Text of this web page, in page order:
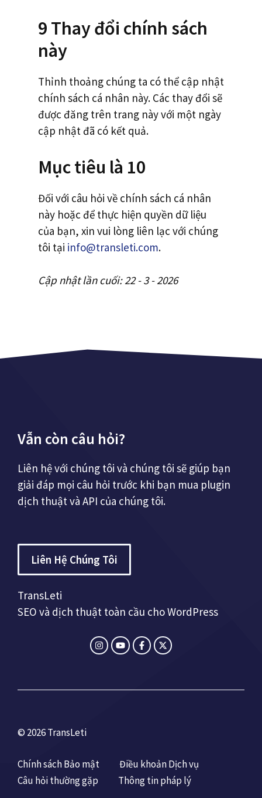
9 Thay đổi chính sách
này
Thỉnh thoảng chúng ta có thể cập nhật
chính sách cá nhân này. Các thay đổi sẽ
được đăng trên trang này với một ngày
cập nhật đã có kết quả.
Mục tiêu là 10
Đối với câu hỏi về chính sách cá nhân
này hoặc để thực hiện quyền dữ liệu
của bạn, xin vui lòng liên lạc với chúng
tôi tại info@transleti.com.
Cập nhật lần cuối: 22 - 3 - 2026
Vẫn còn câu hỏi?
Liên hệ với chúng tôi và chúng tôi sẽ giúp bạn
giải đáp mọi câu hỏi trước khi bạn mua plugin
dịch thuật và API của chúng tôi.
Liên Hệ Chúng Tôi
TransLeti
SEO và dịch thuật toàn cầu cho WordPress
© 2026 TransLeti
Chính sách Bảo mật
Điều khoản Dịch vụ
Câu hỏi thường gặp
Thông tin pháp lý